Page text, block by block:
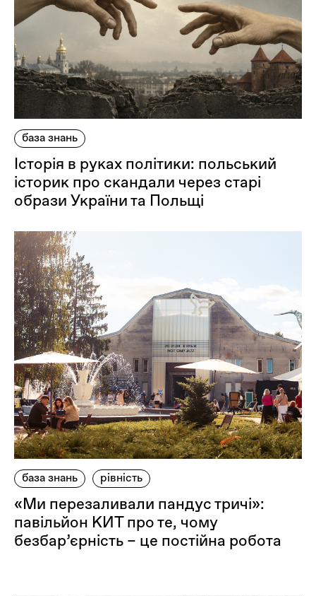
Оплата та доставка
Повернення та обмін
Публічна оферта
Про магазин
КРЕЗЮМЕ
Про сервіс
база знань
Історія в руках політики: польський
історик про скандали через старі
образи України та Польщі
база знань рівність
«Ми перезаливали пандус тричі»:
павільйон КИТ про те, чому
безбар’єрність – це постійна робота